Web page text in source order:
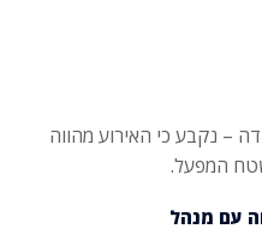
– נקבע כי האירוע מהווה
המפעל.
עם מנהל